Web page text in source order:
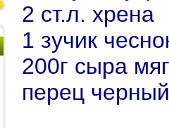
2 ст.л. хрена
1 зучик
200г сыра
перец